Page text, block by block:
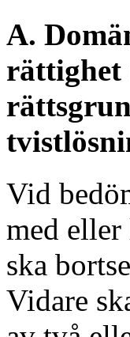
A.
rättighet
Vid
med
ska
Vidare